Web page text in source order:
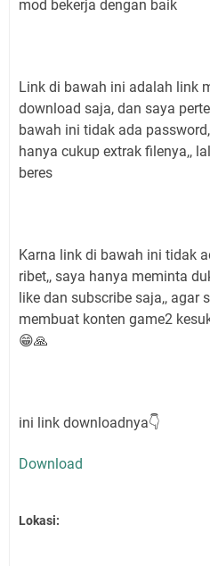
mod bekerja dengan baik
Link di bawah ini adalah link
download saja, dan saya
bawah ini tidak ada
hanya cukup extrak filenya,,
beres
Karna link di bawah ini tidak
ribet,, saya hanya meminta
like dan subscribe saja,, agar
membuat konten game2
😁🙏
ini link downloadnya👇
Download
Lokasi: